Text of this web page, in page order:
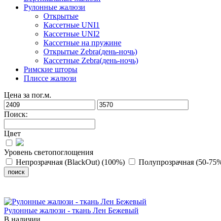
Рулонные жалюзи
Открытые
Кассетные UNI1
Кассетные UNI2
Кассетные на пружине
Открытые Zebra(день-ночь)
Кассетные Zebra(день-ночь)
Римские шторы
Плиссе жалюзи
Цена за пог.м.
Поиск:
Цвет
Уровень светопоглощения
Непрозрачная (BlackOut) (100%)
Полупрозрачная (50-
Рулонные жалюзи - ткань Лен Бежевый
В наличии